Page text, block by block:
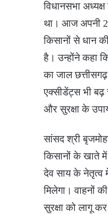
विधानसभा
था। आज अपनी
किसानों से धान
है। उन्होंने कहा
का जाल
एक्सीडेंट्स भी बढ़
और सुरक्षा के
सांसद श्री
किसानों के खाते
देव साय के नेतृत्व
मिलेगा। वाहनों
सुरक्षा को लागू